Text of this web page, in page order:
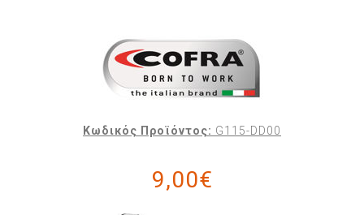
Κωδικός Προϊόντος: G115-DD00
9,00€